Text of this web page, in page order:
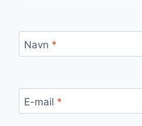
Navn *
E-mail *